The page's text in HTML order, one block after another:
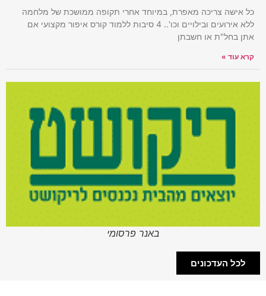
כל אישה צריכה מאפרת, במיוחד אחרי תקופה ממושכת של מלחמה
ללא אירועים ובילויים וכו'.. 4 סיבות ללמוד קורס איפור מקצועי אם
אתן בחל"ת או חשבתן
קרא עוד »
באנר פרסומי
לכל העדכונים